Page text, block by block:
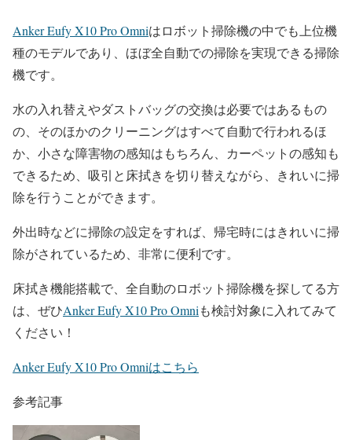
Anker Eufy X10 Pro Omniはロボット掃除機の中でも上位機
種のモデルであり、ほぼ全自動での掃除を実現できる掃除
機です。
水の入れ替えやダストバッグの交換は必要ではあるもの
の、そのほかのクリーニングはすべて自動で行われるほ
か、小さな障害物の感知はもちろん、カーペットの感知も
できるため、吸引と床拭きを切り替えながら、きれいに掃
除を行うことができます。
外出時などに掃除の設定をすれば、帰宅時にはきれいに掃
除がされているため、非常に便利です。
床拭き機能搭載で、全自動のロボット掃除機を探してる方
は、ぜひAnker Eufy X10 Pro Omniも検討対象に入れてみて
ください！
Anker Eufy X10 Pro Omniはこちら
参考記事